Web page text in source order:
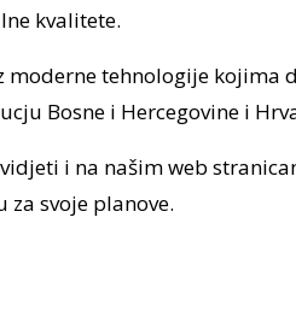
kvalitete.
tehnologije kojima
Bosne i Hercegovine i
i na našim web
svoje planove.